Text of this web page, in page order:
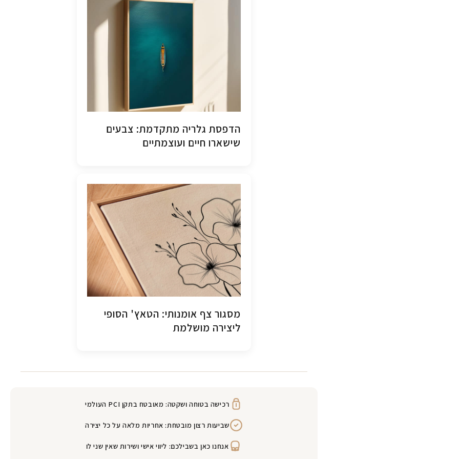
הדפסת גלריה מתקדמת: צבעים
שישארו חיים ועוצמתיים
מסגור צף אומנותי: הטאץ' הסופי
ליצירה מושלמת
רכישה בטוחה ושקטה: מאובטח בתקן PCI העולמי
שביעות רצון מובטחת: אחריות מלאה על כל יצירה
אנחנו כאן בשבילכם: ליווי אישי ושירות שאין שני לו